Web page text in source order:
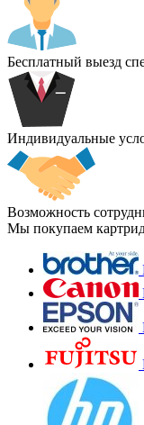
Бесплатный выезд
Индивидуальные
Возможность
Мы покупаем